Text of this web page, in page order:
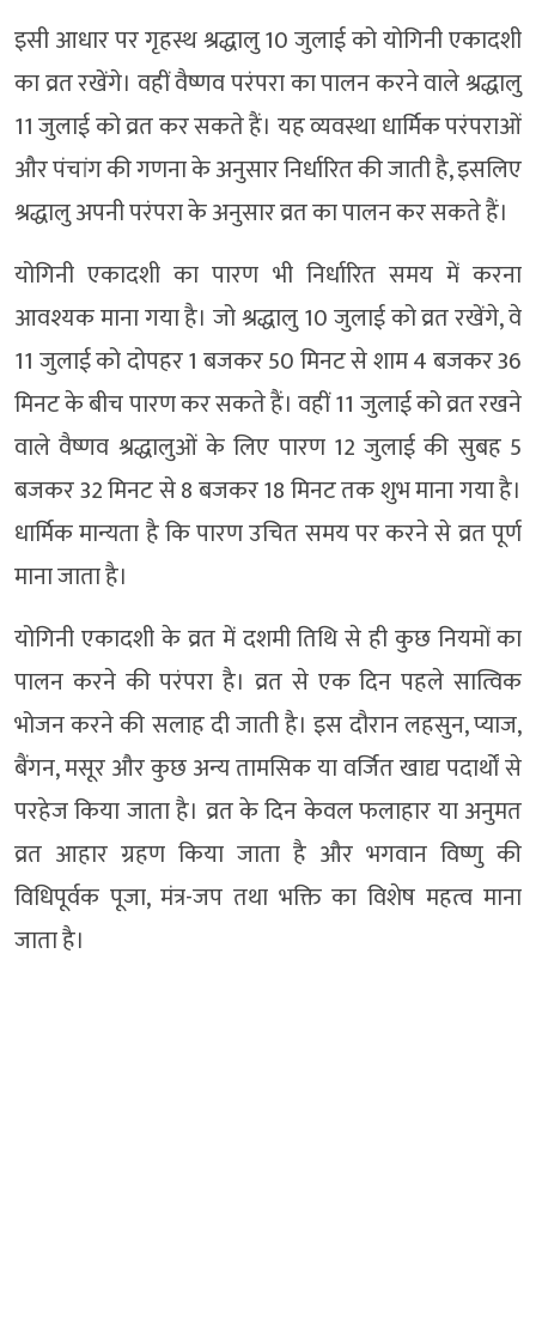
इसी आधार पर गृहस्थ श्रद्धालु 10 जुलाई को योगिनी एकादशी
का व्रत रखेंगे। वहीं वैष्णव परंपरा का पालन करने वाले श्रद्धालु
11 जुलाई को व्रत कर सकते हैं। यह व्यवस्था धार्मिक परंपराओं
और पंचांग की गणना के अनुसार निर्धारित की जाती है, इसलिए
श्रद्धालु अपनी परंपरा के अनुसार व्रत का पालन कर सकते हैं।
योगिनी एकादशी का पारण भी निर्धारित समय में करना
आवश्यक माना गया है। जो श्रद्धालु 10 जुलाई को व्रत रखेंगे, वे
11 जुलाई को दोपहर 1 बजकर 50 मिनट से शाम 4 बजकर 36
मिनट के बीच पारण कर सकते हैं। वहीं 11 जुलाई को व्रत रखने
वाले वैष्णव श्रद्धालुओं के लिए पारण 12 जुलाई की सुबह 5
बजकर 32 मिनट से 8 बजकर 18 मिनट तक शुभ माना गया है।
धार्मिक मान्यता है कि पारण उचित समय पर करने से व्रत पूर्ण
माना जाता है।
योगिनी एकादशी के व्रत में दशमी तिथि से ही कुछ नियमों का
पालन करने की परंपरा है। व्रत से एक दिन पहले सात्विक
भोजन करने की सलाह दी जाती है। इस दौरान लहसुन, प्याज,
बैंगन, मसूर और कुछ अन्य तामसिक या वर्जित खाद्य पदार्थों से
परहेज किया जाता है। व्रत के दिन केवल फलाहार या अनुमत
व्रत आहार ग्रहण किया जाता है और भगवान विष्णु की
विधिपूर्वक पूजा, मंत्र-जप तथा भक्ति का विशेष महत्व माना
जाता है।